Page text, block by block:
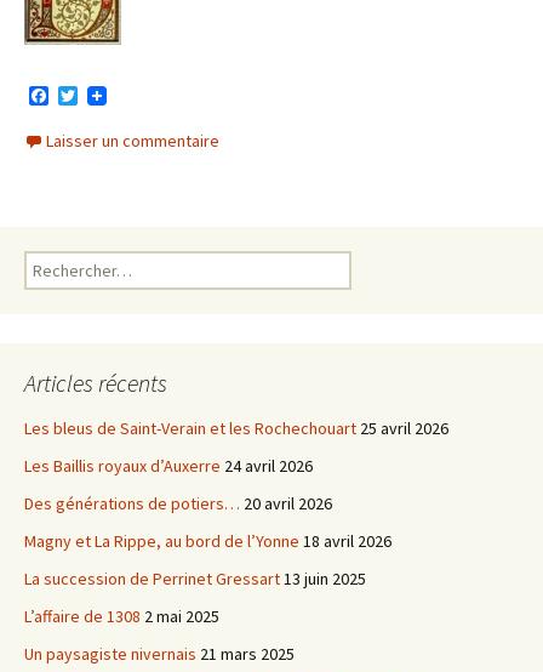
c
e
T
i
t
Laisser un commentaire
Rechercher :
Articles récents
Les bleus de Saint-Verain et les Rochechouart 25 avril 2026
Les Baillis royaux d’Auxerre 24 avril 2026
Des générations de potiers… 20 avril 2026
Magny et La Rippe, au bord de l’Yonne 18 avril 2026
La succession de Perrinet Gressart13 juin 2025
L’affaire de 1308 2 mai 2025
Un paysagiste nivernais 21 mars 2025